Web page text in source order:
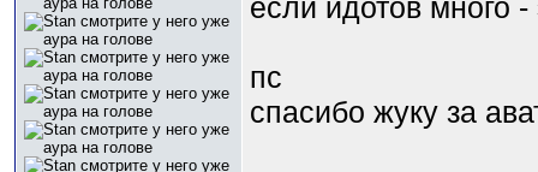
если идотов много
пс
спасибо жуку за